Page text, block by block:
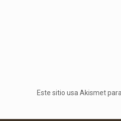
Este sitio usa Akismet